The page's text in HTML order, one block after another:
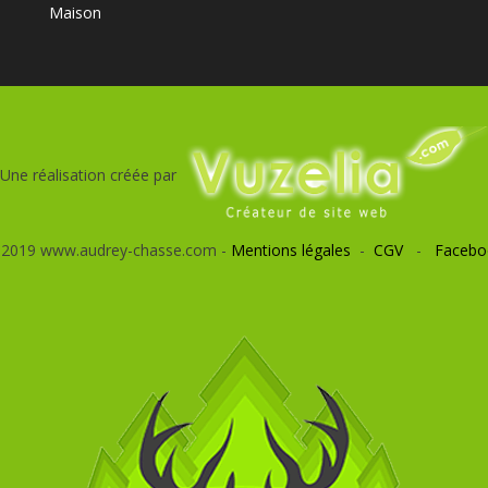
Maison
Une réalisation créée par
www.audrey-chasse.com - Mentions légales - CGV-